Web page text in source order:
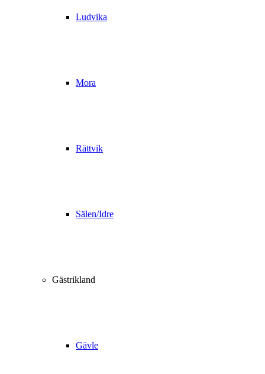
Ludvika
Mora
Rättvik
Sälen/Idre
Gästrikland
Gävle